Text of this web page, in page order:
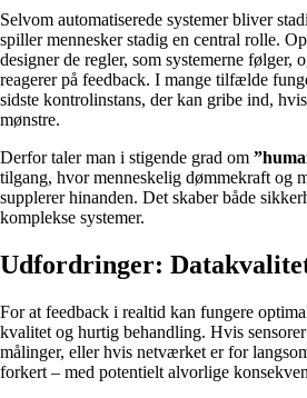
Selvom automatiserede systemer bliver
spiller mennesker stadig en central rolle.
designer de regler, som systemerne følger,
reagerer på feedback. I mange tilfælde
sidste kontrolinstans, der kan gribe ind,
mønstre.
Derfor taler man i stigende grad om
tilgang, hvor menneskelig dømmekraft og
supplerer hinanden. Det skaber både
komplekse systemer.
Udfordringer:
For at feedback i realtid kan fungere
kvalitet og hurtig behandling. Hvis
målinger, eller hvis netværket er for
forkert – med potentielt alvorlige